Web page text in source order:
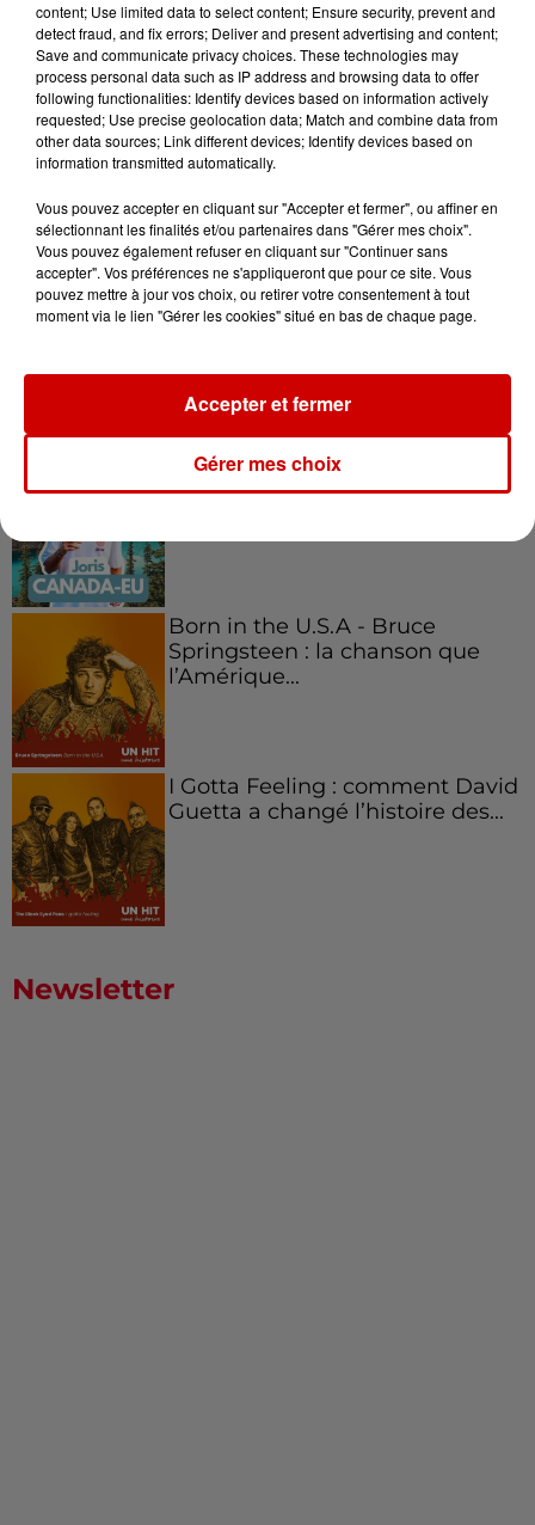
Destination Vacances : inscrivez-
vous !
Podcasts Voir plus
Kelly Massol, figure
Aménager un school bus au
Canada et accueillir les bleus à
Born in the U.S.A - Bruce
Springsteen : la chanson que
l’Amérique...
I Gotta Feeling : comment David
Guetta a changé l’histoire des...
Newsletter
content; Use limited data to select content; Ensure security, prevent and
detect fraud, and fix errors; Deliver and present advertising and content;
Save and communicate privacy choices. These technologies may
process personal data such as IP address and browsing data to offer
following functionalities: Identify devices based on information actively
requested; Use precise geolocation data; Match and combine data from
other data sources; Link different devices; Identify devices based on
information transmitted automatically.
Vous pouvez accepter en cliquant sur "Accepter et fermer", ou affiner en
sélectionnant les finalités et/ou partenaires dans "Gérer mes choix".
Vous pouvez également refuser en cliquant sur "Continuer sans
accepter". Vos préférences ne s'appliqueront que pour ce site. Vous
pouvez mettre à jour vos choix, ou retirer votre consentement à tout
moment via le lien "Gérer les cookies" situé en bas de chaque page.
Gérer mes choix
Accepter et fermer